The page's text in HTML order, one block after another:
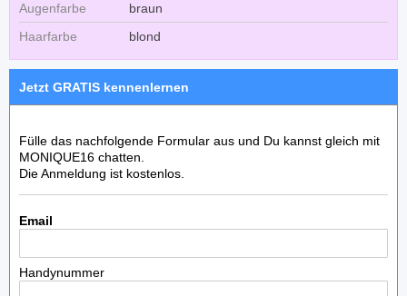
Augenfarbe
braun
Haarfarbe
blond
Jetzt GRATIS kennenlernen
Fülle das nachfolgende Formular aus und Du kannst gleich mit
MONIQUE16 chatten.
Die Anmeldung ist kostenlos.
Email
Handynummer